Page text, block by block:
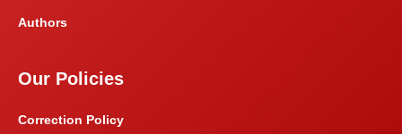
Authors
Our Policies
Correction Policy